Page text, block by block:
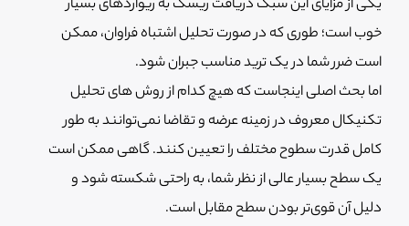
یکی از مزایای این سبک دریافت ریسک به ریواردهای بسیار
خوب است؛ طوری که در صورت تحلیل اشتباه فراوان، ممکن
است ضرر شما در یک ترید مناسب جبران شود.
اما بحث اصلی اینجاست که هیچ کدام از روش های تحلیل
تکنیکال معروف در زمینه عرضه و تقاضا نمی‌توانند به طور
کامل قدرت سطوح مختلف را تعیین کنند. گاهی ممکن است
یک سطح بسیار عالی از نظر شما، به راحتی شکسته شود و
دلیل آن قوی‌تر بودن سطح مقابل است.